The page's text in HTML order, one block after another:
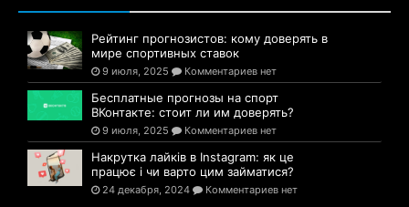
Рейтинг прогнозистов: кому доверять в
мире спортивных ставок
9 июля, 2025 Комментариев нет
Бесплатные прогнозы на спорт
ВКонтакте: стоит ли им доверять?
9 июля, 2025 Комментариев нет
Накрутка лайків в Instagram: як це
працює і чи варто цим займатися?
24 декабря, 2024 Комментариев нет